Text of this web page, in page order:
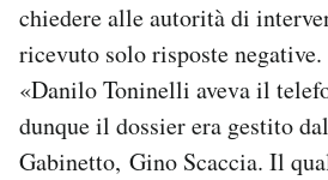
chiedere alle autorità di
ricevuto solo risposte
«Danilo Toninelli aveva il
dunque il dossier era gestito
Gabinetto, Gino Scaccia. Il